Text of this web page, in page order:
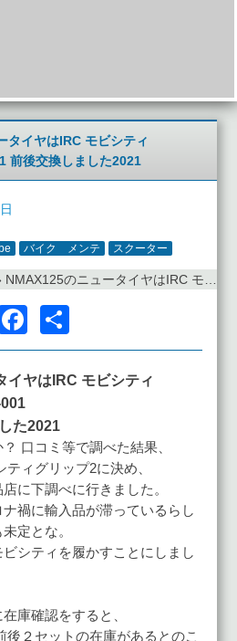
タイヤはIRC モビシティ
前後交換しました2021
バイク メンテ スクーター
NMAX125のニュータイヤはIRC モビシティ（MOBICITY）SCT-001 前後交換しました2021
GmailFacebook
有
イヤはIRC モビシティ
た2021
口コミ等で調べた結果、
ィグリップ2に決め、
に下調べに行きました。
禍に輸入品が滞っているらし
定とな。
シティを履かすことにしまし
庫確認をすると、
後２セットの在庫があるとのこ